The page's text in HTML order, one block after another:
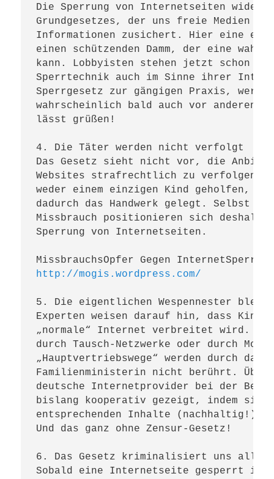
Die Sperrung von Internetseiten
Grundgesetzes, der uns freie Medien
Informationen zusichert. Hier eine
einen schützenden Damm, der eine
kann. Lobbyisten stehen jetzt schon
Sperrtechnik auch im Sinne ihrer
Sperrgesetz zur gängigen Praxis,
wahrscheinlich bald auch vor anderen
lässt grüßen!
4. Die Täter werden nicht verfolgt
Das Gesetz sieht nicht vor, die
Websites strafrechtlich zu verfolgen.
weder einem einzigen Kind geholfen,
dadurch das Handwerk gelegt. Selbst
Missbrauch positionieren sich deshalb
Sperrung von Internetseiten.
http://mogis.wordpress.com/
5. Die eigentlichen Wespennester
Experten weisen darauf hin, dass
„normale“ Internet verbreitet wird.
durch Tausch-Netzwerke oder durch
„Hauptvertriebswege“ werden durch das
Familienministerin nicht berührt.
deutsche Internetprovider bei der
bislang kooperativ gezeigt, indem sie
entsprechenden Inhalte (nachhaltig!)
Und das ganz ohne Zensur-Gesetz!
6. Das Gesetz kriminalisiert uns alle
Sobald eine Internetseite gesperrt